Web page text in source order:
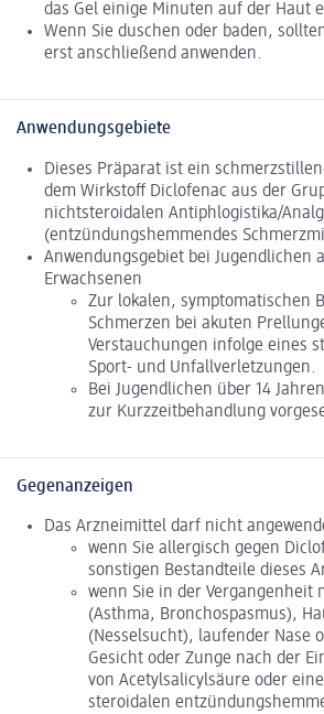
das Gel einige Minuten auf der Haut
Wenn Sie duschen oder baden,
erst anschließend anwenden.
Anwendungsgebiete
Dieses Präparat ist ein
dem Wirkstoff Diclofenac aus der
nichtsteroidalen Antiphlogistika/
(entzündungshemmendes
Anwendungsgebiet bei Jugendlichen
Erwachsenen
Zur lokalen, symptomatischen
Schmerzen bei akuten
Verstauchungen infolge eines
Sport- und Unfallverletzungen.
Bei Jugendlichen über 14
zur Kurzzeitbehandlung
Gegenanzeigen
Das Arzneimittel darf nicht
wenn Sie allergisch gegen
sonstigen Bestandteile dieses
wenn Sie in der Vergangenheit
(Asthma, Bronchospasmus),
(Nesselsucht), laufender Nase
Gesicht oder Zunge nach der
von Acetylsalicylsäure oder
steroidalen